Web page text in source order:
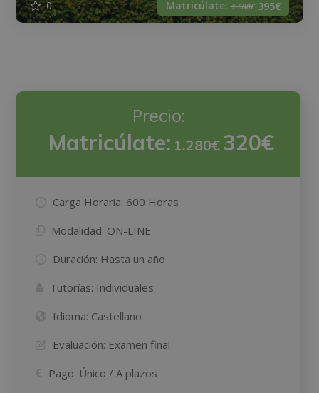
0 Matricúlate:1.580€ 395€
Precio:
Matricúlate:1.280€ 320€
Carga Horaria: 600 Horas
Modalidad: ON-LINE
Duración: Hasta un año
Tutorías: Individuales
Idioma: Castellano
Evaluación: Examen final
Pago: Único / A plazos